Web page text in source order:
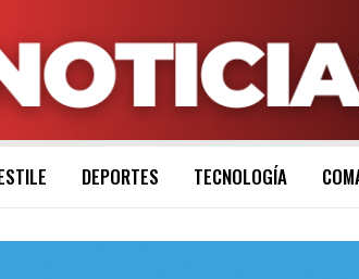
DEPORTES TECNOLOGÍA